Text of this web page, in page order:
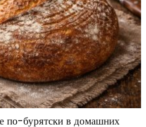
по-бурятски в домашних